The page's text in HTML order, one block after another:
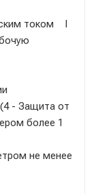
током I
- Защита от
более 1
не менее